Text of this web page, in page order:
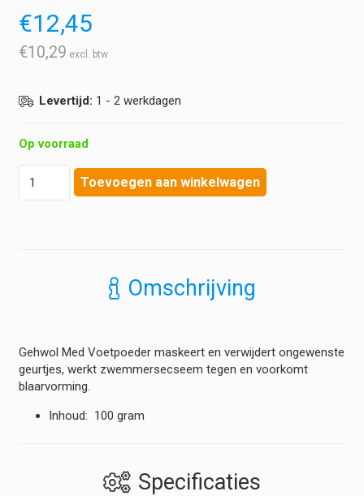
€12,45
€10,29
Levertijd: 1 - 2 werkdagen
Op voorraad
Toevoegen aan winkelwagen
Omschrijving
Gehwol Med Voetpoeder maskeert en verwijdert ongewenste
geurtjes, werkt zwemmersecseem tegen en voorkomt
blaarvorming.
Inhoud: 100 gram
Specificaties